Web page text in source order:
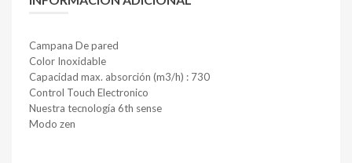
Campana De pared
Color Inoxidable
Capacidad max. absorción (m3/h) : 730
Control Touch Electronico
Nuestra tecnología 6th sense
Modo zen